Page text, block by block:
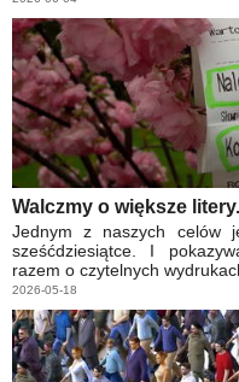
Walczmy o większe
Jednym z naszych celów
sześćdziesiątce. I
razem o czytelnych
2026-05-18